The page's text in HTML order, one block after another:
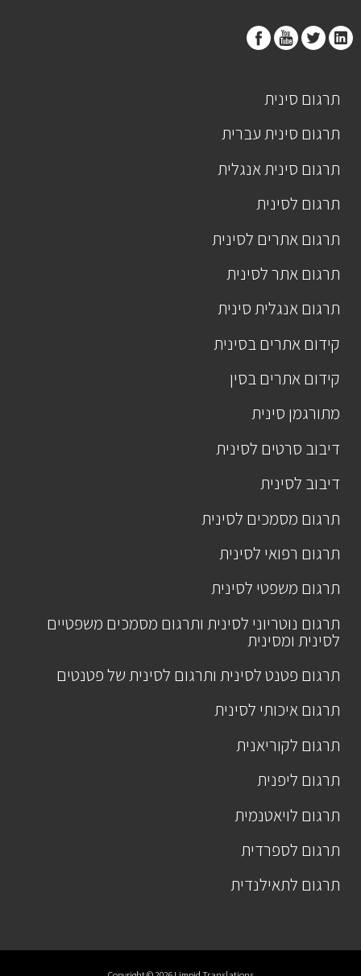
תרגום סינית
תרגום סינית עברית
תרגום סינית אנגלית
תרגום לסינית
תרגום אתרים לסינית
תרגום אתר לסינית
תרגום אנגלית סינית
קידום אתרים בסינית
קידום אתרים בסין
מתורגמן סינית
דיבוב סרטים לסינית
דיבוב לסינית
תרגום מסמכים לסינית
תרגום רפואי לסינית
תרגום משפטי לסינית
תרגום נוטריוני לסינית ותרגום מסמכים משפטיים
לסינית ומסינית
תרגום פטנט לסינית ותרגום לסינית של פטנטים
תרגום איכותי לסינית
תרגום לקוריאנית
תרגום ליפנית
תרגום לויאטנמית
תרגום לספרדית
תרגום לתאילנדית